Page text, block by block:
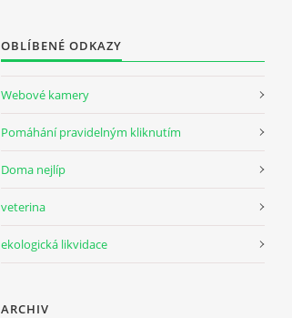
OBLÍBENÉ ODKAZY
Webové kamery
Pomáhání pravidelným kliknutím
Doma nejlíp
veterina
ekologická likvidace
ARCHIV